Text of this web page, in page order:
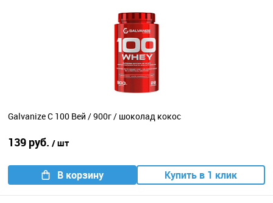
Galvanize C 100 Вей / 900г / шоколад кокос
139 руб. / шт
В корзину Купить в 1 клик